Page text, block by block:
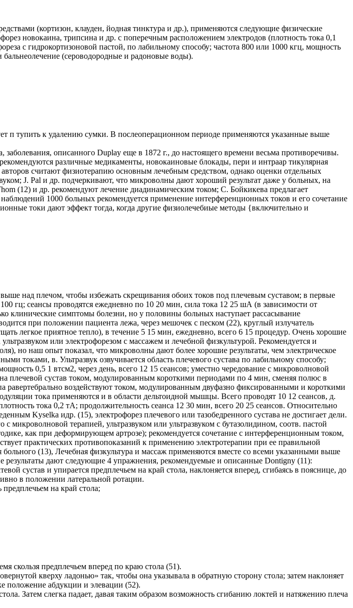
(кортизон, клауден, йодная тинктура и др.), применяются следующие физические
новокаина, трипсина и др. с поперечным расположением электродов (плотность тока 0,1
с гидрокортизоновой пастой, по лабильному способу; частота 800 или 1000 кгц, мощность
бальнеолечение (сероводородные и радоновые воды).
п тупить к удалению сумки. В послеоперационном периоде применяются указанные выше
описанного Duplay еще в 1872 г., до настоящего времени весьма противоречивы.
различные медикаменты, новокаиновые блокады, пери и интраар тикулярная
считают физиотерапию основным лечебным средством, однако оценки отдельных
J. Pal и др. подчеркивают, что микроволны дают хороший результат даже у больных, на
(12) и др. рекомендуют лечение диадинамическим током; С. Бойкикева предлагает
1000 больных рекомендуется применение интерференционных токов и его сочетание
токи дают эффект тогда, когда другие физиолечебиые методы {включительно и
над плечом, чтобы избежать скрещивания обоих токов под плечевым суставом; в первые
гц; сеансы проводятся ежедневно по 10 20 мин, сила тока 12 25 шА (в зависимости от
клинические симптомы болезни, но у половины больных наступает рассасывание
при положении пациента лежа, через мешочек с песком (22), круглый излучатель
легкое приятное тепло), в течение 5 15 мин, ежедневно, всего 6 15 процедур. Очень хорошие
или электрофорезом с массажем и лечебной физкультурой. Рекомендуется и
но наш опыт показал, что микроволны дают более хорошие результаты, чем электрическое
токами, в. Ультразвук озвучивается область плечевого сустава по лабильному способу;
0,5 1 втсм2, через день, всего 12 15 сеансов; уместно чередование с микроволновой
плечевой сустав током, модулированным короткими периодами по 4 мин, сменяя полюс в
воздействуют током, модулированным двуфазно фиксированными и короткими
тока применяются и в области дельтоидной мышцы. Всего проводят 10 12 сеансов, д.
тока 0,2 тА; продолжительность сеанса 12 30 мин, всего 20 25 сеансов. Относительно
Kyselka идр. (15), электрофорез плечевого или тазобедренного сустава не достигает дели.
микроволновой терапией, ультразвуком или ультразвуком с бутазолидином, соотв. пастой
как при деформирующем артрозе); рекомендуется сочетание с интерференционным током,
практических противопоказаний к применению электротерапии при ее правильной
(13), Лечебная физкультура и массаж применяются вместе со всеми указанными выше
результаты дают следующие 4 упражнения, рекомендуемые и описанные Dontigny (11):
сустав и упирается предплечьем на край стола, наклоняется вперед, сгибаясь в пояснице, до
в положении латеральной ротации.
на край стола;
скользя предплечьем вперед по краю стола (51).
кверху ладонью» так, чтобы она указывала в обратную сторону стола; затем наклоняет
положение абдукции и элевации (52).
Затем слегка падает, давая таким образом возможность сгибанию локтей и натяжению плеча